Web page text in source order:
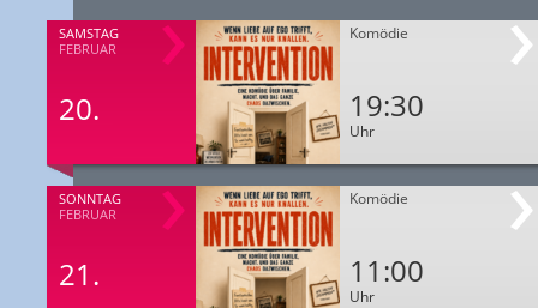
SAMSTAG
FEBRUAR
20.
Komödie
19:30
Uhr
SONNTAG
FEBRUAR
21.
Komödie
11:00
Uhr